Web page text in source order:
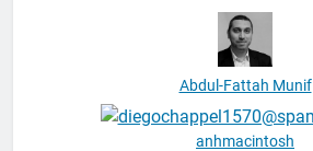
Abdul-Fattah Munif
anhmacintosh